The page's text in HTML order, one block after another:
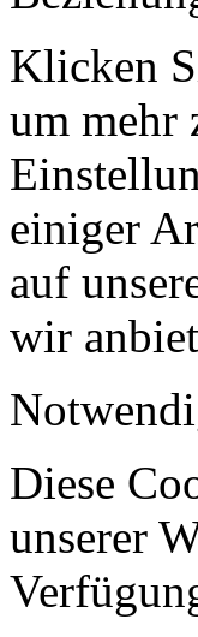
Klicken
um mehr
einiger
auf
wir
Diese
unserer